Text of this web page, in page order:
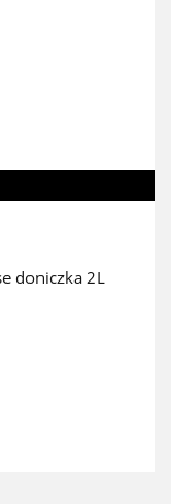
doniczka 2L